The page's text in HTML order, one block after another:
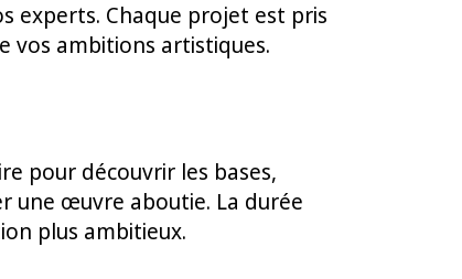
experts. Chaque projet est pris
vos ambitions artistiques.
pour découvrir les bases,
une œuvre aboutie. La durée
plus ambitieux.